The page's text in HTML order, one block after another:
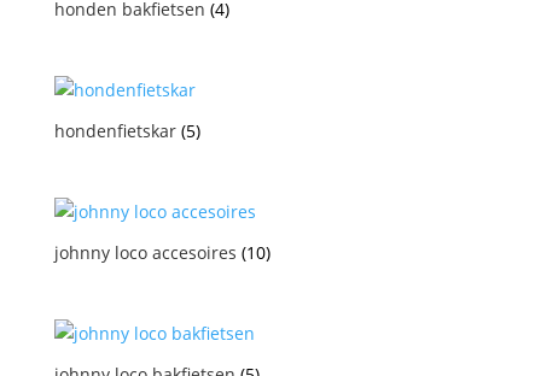
honden bakfietsen (4)
hondenfietskar (5)
johnny loco accesoires (10)